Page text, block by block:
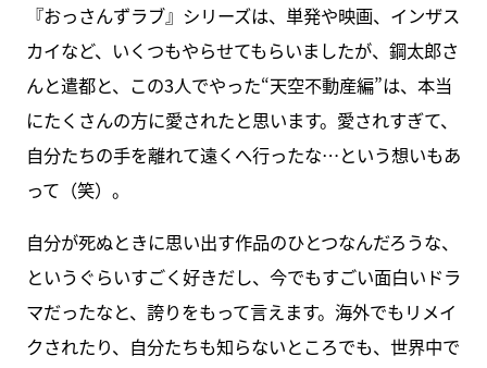
『おっさんずラブ』シリーズは、単発や映画、インザス
カイなど、いくつもやらせてもらいましたが、鋼太郎さ
んと遣都と、この3人でやった“天空不動産編”は、本当
にたくさんの方に愛されたと思います。愛されすぎて、
自分たちの手を離れて遠くへ行ったな…という想いもあ
って（笑）。
自分が死ぬときに思い出す作品のひとつなんだろうな、
というぐらいすごく好きだし、今でもすごい面白いドラ
マだったなと、誇りをもって言えます。海外でもリメイ
クされたり、自分たちも知らないところでも、世界中で